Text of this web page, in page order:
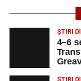
cariere de succes
Festivalul include
importantă.
realizate cu
originară din
unele dintre cele
ȘTIRI
4–6
ȘTIRI